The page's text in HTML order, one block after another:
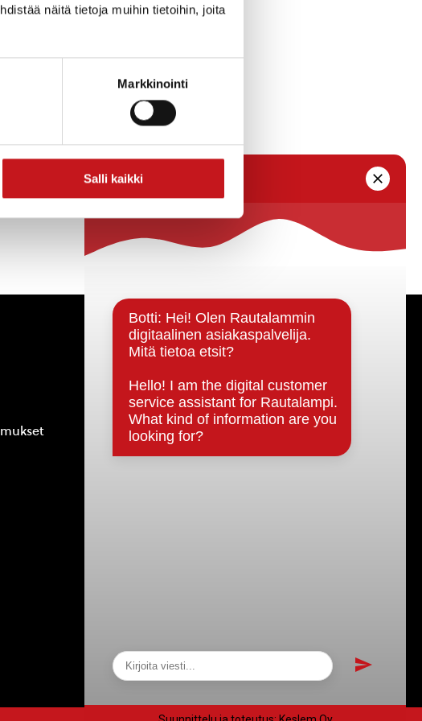
näitä tietoja muihin tietoihin, joita
Markkinointi
Salli kaikki
pyytää paikallisia
kehittymisestä
Päätöksenteko ja lähidemokratia
Päätökset, esityslistat & pöytäkirjat
Hallinto
Kunnanhallitus
Kunnanvaltuusto